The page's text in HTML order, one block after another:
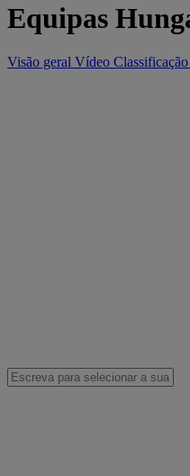
Equipas
Visão geral Vídeo Classificação